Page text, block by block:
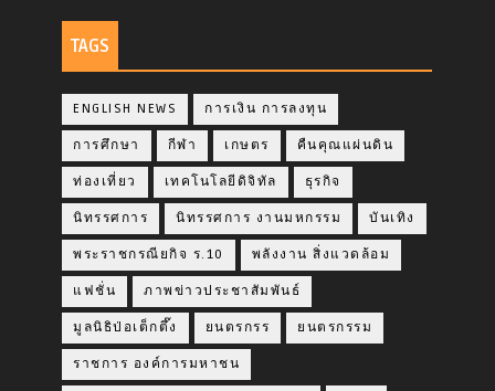
TAGS
ENGLISH NEWS การเงิน การลงทุน
การศึกษา กีฬา เกษตร คืนคุณแผ่นดิน
ท่องเที่ยว เทคโนโลยีดิจิทัล ธุรกิจ
นิทรรศการ นิทรรศการ งานมหกรรม บันเทิง
พระราชกรณียกิจ ร.10 พลังงาน สิ่งแวดล้อม
แฟชั่น ภาพข่าวประชาสัมพันธ์
มูลนิธิป่อเต็กตึ๊ง ยนตรกรร ยนตรกรรม
ราชการ องค์การมหาชน